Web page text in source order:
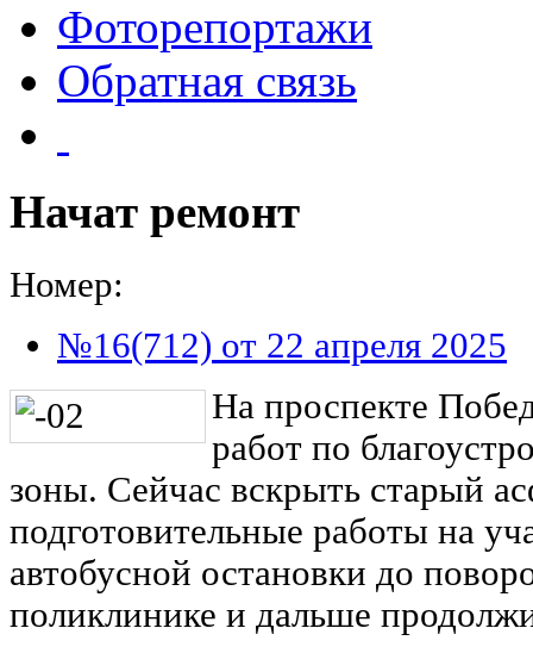
Фоторепортажи
Обратная связь
Начат ремонт
Номер:
№16(712) от 22 апреля 2025
На проспекте
работ по
зоны. Сейчас вскрыть старый
подготовительные работы на
автобусной остановки до
поликлинике и дальше